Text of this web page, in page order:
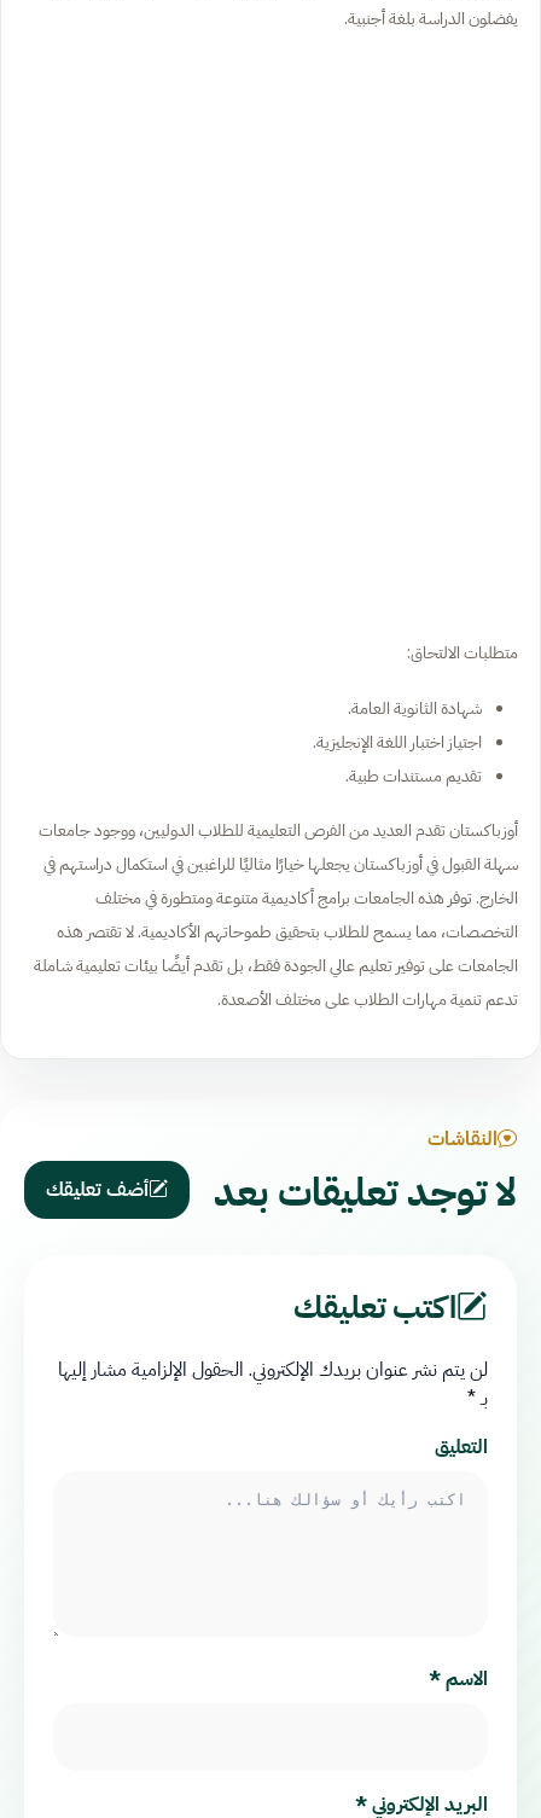
يفضلون الدراسة بلغة أجنبية.
متطلبات الالتحاق:
شهادة الثانوية العامة.
اجتياز اختبار اللغة الإنجليزية.
تقديم مستندات طبية.
أوزباكستان تقدم العديد من الفرص التعليمية للطلاب الدوليين، ووجود جامعات
سهلة القبول في أوزباكستان يجعلها خيارًا مثاليًا للراغبين في استكمال دراستهم في
الخارج. توفر هذه الجامعات برامج أكاديمية متنوعة ومتطورة في مختلف
التخصصات، مما يسمح للطلاب بتحقيق طموحاتهم الأكاديمية. لا تقتصر هذه
الجامعات على توفير تعليم عالي الجودة فقط، بل تقدم أيضًا بيئات تعليمية شاملة
تدعم تنمية مهارات الطلاب على مختلف الأصعدة.
النقاشات
لا توجد تعليقات بعد أضف تعليقك
اكتب تعليقك
لن يتم نشر عنوان بريدك الإلكتروني. الحقول الإلزامية مشار إليها
بـ*
التعليق
الاسم*
البريد الإلكتروني*